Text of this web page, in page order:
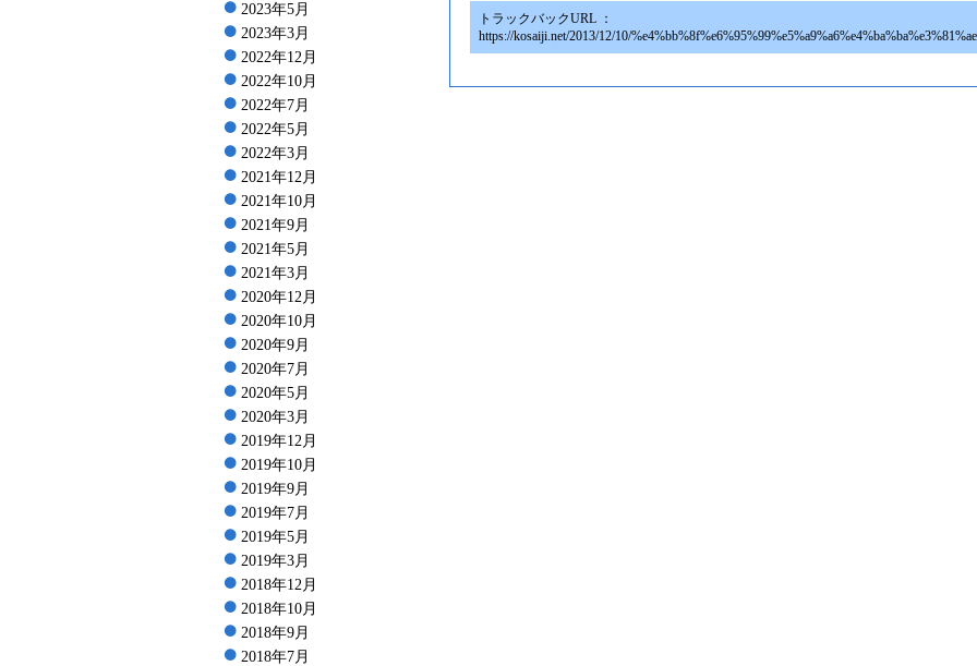
2023年5月
2023年3月
2022年12月
2022年10月
2022年7月
2022年5月
2022年3月
2021年12月
2021年10月
2021年9月
2021年5月
2021年3月
2020年12月
2020年10月
2020年9月
2020年7月
2020年5月
2020年3月
2019年12月
2019年10月
2019年9月
2019年7月
2019年5月
2019年3月
2018年12月
2018年10月
2018年9月
2018年7月
トラックバックURL ：
https://kosaiji.net/2013/12/10/